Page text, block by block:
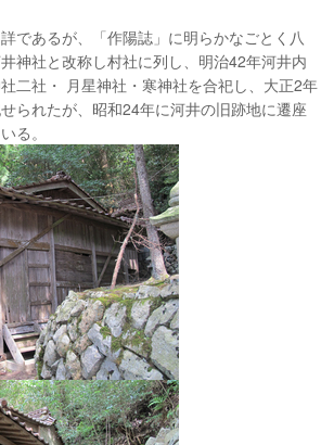
であるが、「作陽誌」に明らかなごとく八
神社と改称し村社に列し、明治42年河井内
二社・ 月星神社・寒神社を合祀し、大正2年
られたが、昭和24年に河井の旧跡地に遷座
る。